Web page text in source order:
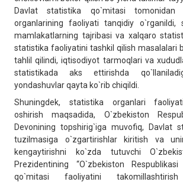
Davlat statistika qo`mitasi tomonidan
organlarining faoliyati tanqidiy o`rganildi,
mamlakatlarning tajribasi va xalqaro
statistika faoliyatini tashkil qilish masalalari
tahlil qilindi, iqtisodiyot tarmoqlari va
statistikada aks ettirishda
yondashuvlar qayta ko`rib chiqildi.
Shuningdek, statistika organlari
oshirish maqsadida, O`zbekiston
Devonining topshirig`iga muvofiq, Davlat
tuzilmasiga o`zgartirishlar kiritish va
kengaytirishni ko`zda tutuvchi
Prezidentining “O`zbekiston
qo`mitasi faoliyatini takomillashtirish